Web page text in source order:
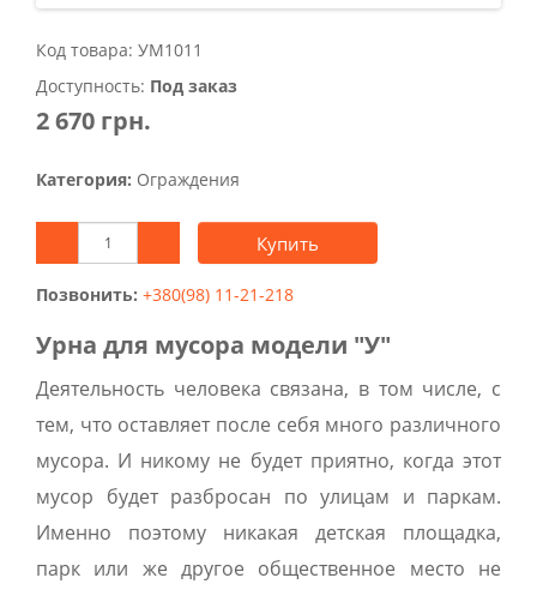
Код товара: УМ1011
Доступность: Под заказ
2 670 грн.
Категория: Ограждения
Купить
Позвонить: +380(98) 11-21-218
Урна для мусора модели "У"
Деятельность человека связана, в том числе, с
тем, что оставляет после себя много различного
мусора. И никому не будет приятно, когда этот
мусор будет разбросан по улицам и паркам.
Именно поэтому никакая детская площадка,
парк или же другое общественное место не